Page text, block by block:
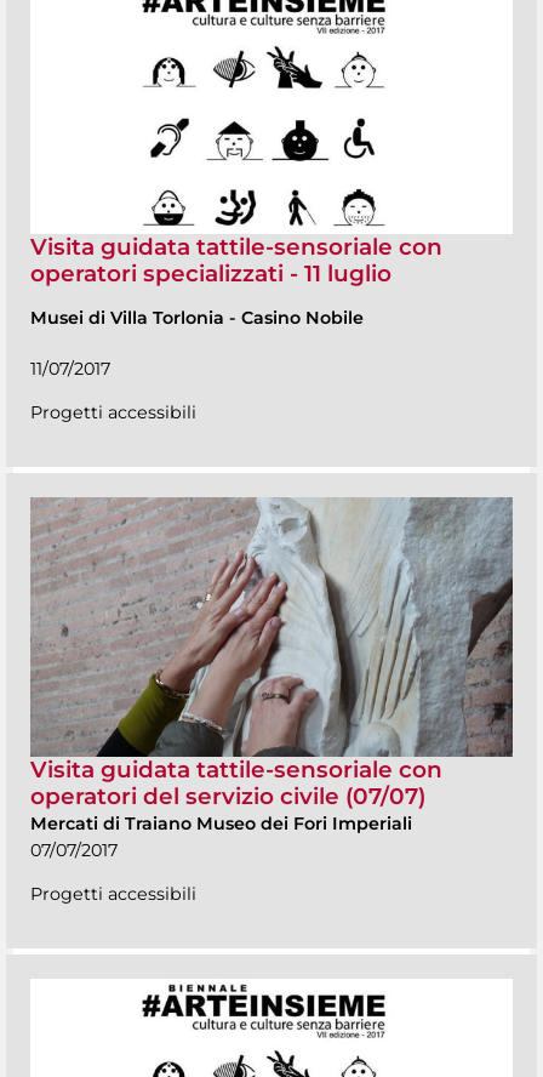
Visita guidata tattile-sensoriale con
operatori specializzati - 11 luglio
Musei di Villa Torlonia - Casino Nobile
11/07/2017
Progetti accessibili
Visita guidata tattile-sensoriale con
operatori del servizio civile (07/07)
Mercati di Traiano Museo dei Fori Imperiali
07/07/2017
Progetti accessibili